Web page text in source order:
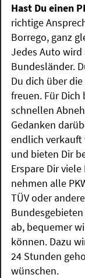
Hast Du einen
richtige
Borrego, ganz
Jedes Auto
Bundesländer.
Du dich über
freuen. Für Dich
schnellen
Gedanken
endlich verkauft
und bieten Dir
Erspare Dir
nehmen alle
TÜV oder
ab, bequemer
können. Dazu
24 Stunden
wünschen.